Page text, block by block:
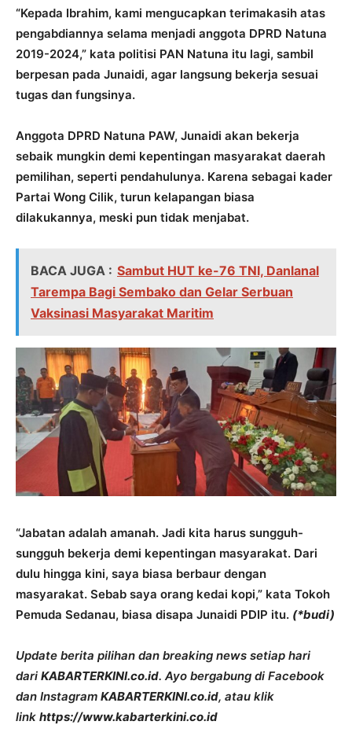
“Kepada Ibrahim, kami mengucapkan terimakasih atas
pengabdiannya selama menjadi anggota DPRD Natuna
2019-2024,” kata politisi PAN Natuna itu lagi, sambil
berpesan pada Junaidi, agar langsung bekerja sesuai
tugas dan fungsinya.
Anggota DPRD Natuna PAW, Junaidi akan bekerja
sebaik mungkin demi kepentingan masyarakat daerah
pemilihan, seperti pendahulunya. Karena sebagai kader
Partai Wong Cilik, turun kelapangan biasa
dilakukannya, meski pun tidak menjabat.
BACA JUGA : Sambut HUT ke-76 TNI, Danlanal
Tarempa Bagi Sembako dan Gelar Serbuan
Vaksinasi Masyarakat Maritim
“Jabatan adalah amanah. Jadi kita harus sungguh-
sungguh bekerja demi kepentingan masyarakat. Dari
dulu hingga kini, saya biasa berbaur dengan
masyarakat. Sebab saya orang kedai kopi,” kata Tokoh
Pemuda Sedanau, biasa disapa Junaidi PDIP itu. (*budi)
Update berita pilihan dan breaking news setiap hari
dari KABARTERKINI.co.id. Ayo bergabung di Facebook
dan Instagram KABARTERKINI.co.id, atau klik
link https://www.kabarterkini.co.id